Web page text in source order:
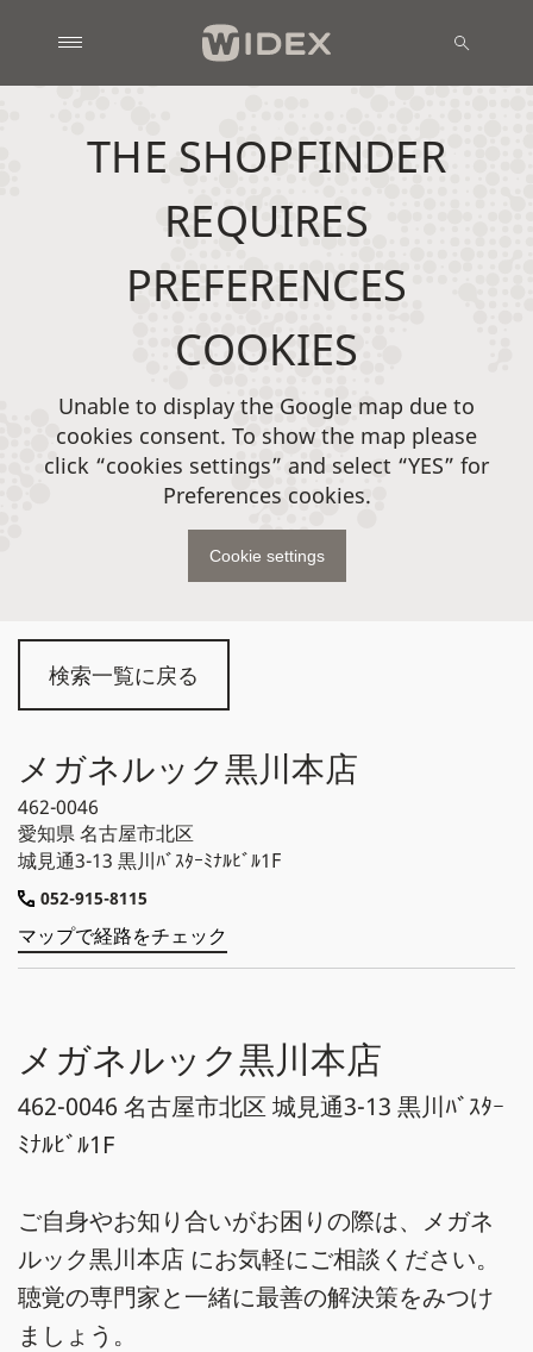
検索一覧に戻る
メガネルック黒川本店
462-0046
愛知県名古屋市北区
城見通3-13 黒川ﾊﾞｽﾀｰﾐﾅﾙﾋﾞﾙ1F
052-915-8115
マップで経路をチェック
メガネルック黒川本店
462-0046 名古屋市北区 城見通3-13 黒川ﾊﾞｽﾀｰ
ﾐﾅﾙﾋﾞﾙ1F
ご自身やお知り合いがお困りの際は、メガネ
ルック黒川本店 にお気軽にご相談ください。
聴覚の専門家と一緒に最善の解決策をみつけ
ましょう。
THE SHOPFINDER
REQUIRES
PREFERENCES
COOKIES
Unable to display the Google map due to
cookies consent. To show the map please
click “cookies settings” and select “YES” for
Preferences cookies.
Cookie settings